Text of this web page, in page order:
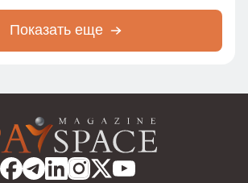
Показать еще